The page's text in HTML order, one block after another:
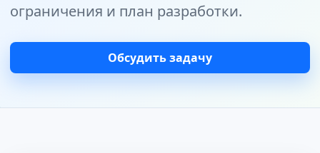
ограничения и план разработки.
Обсудить задачу